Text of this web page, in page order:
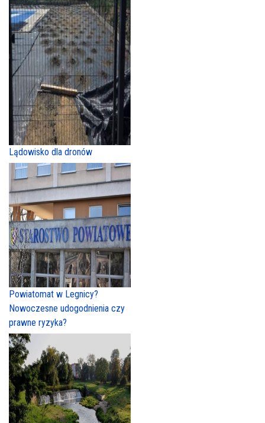
Lądowisko dla dronów
Powiatomat w Legnicy?
Nowoczesne udogodnienia czy
prawne ryzyka?